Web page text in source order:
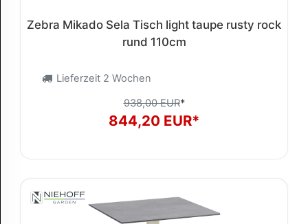
Zebra Mikado Sela Tisch light taupe rusty rock
rund 110cm
Lieferzeit 2 Wochen
938,00 EUR*
844,20 EUR*